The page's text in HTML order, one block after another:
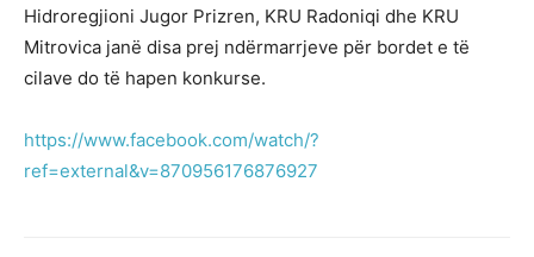
Hidroregjioni Jugor Prizren, KRU Radoniqi dhe KRU
Mitrovica janë disa prej ndërmarrjeve për bordet e të
cilave do të hapen konkurse.
https://www.facebook.com/watch/?
ref=external&v=870956176876927